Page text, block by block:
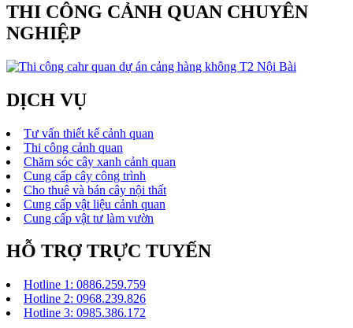
THI CÔNG CẢNH QUAN CHUYÊN
NGHIỆP
DỊCH VỤ
Tư vấn thiết kế cảnh quan
Thi công cảnh quan
Chăm sóc cây xanh cảnh quan
Cung cấp cây công trình
Cho thuê và bán cây nội thất
Cung cấp vật liệu cảnh quan
Cung cấp vật tư làm vườn
HỖ TRỢ TRỰC TUYẾN
Hotline 1: 0886.259.759
Hotline 2: 0968.239.826
Hotline 3: 0985.386.172